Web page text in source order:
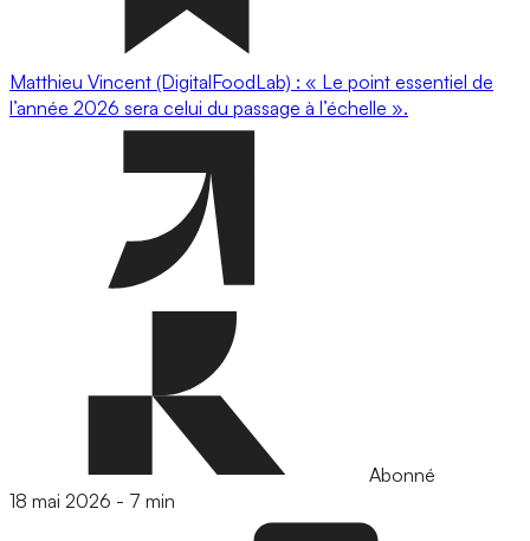
Matthieu Vincent (DigitalFoodLab) : « Le point essentiel de
l’année 2026 sera celui du passage à l’échelle ».
Abonné
18 mai 2026 - 7 min